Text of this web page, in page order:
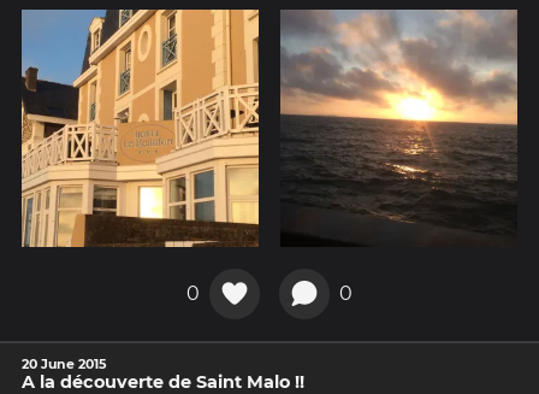
0 0
20 June 2015
A la découverte de Saint Malo !!